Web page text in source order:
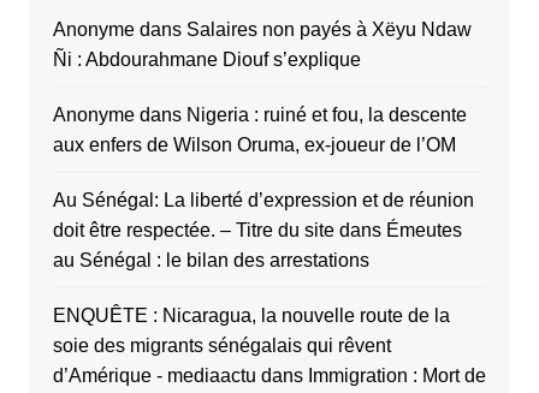
Anonymedans Salaires non payés à Xëyu Ndaw
Ñi : Abdourahmane Diouf s’explique
Anonymedans Nigeria : ruiné et fou, la descente
aux enfers de Wilson Oruma, ex-joueur de l’OM
Au Sénégal: La liberté d’expression et de réunion
doit être respectée. – Titre du sitedans Émeutes
au Sénégal : le bilan des arrestations
ENQUÊTE : Nicaragua, la nouvelle route de la
soie des migrants sénégalais qui rêvent
d’Amérique - mediaactu dans Immigration : Mort de